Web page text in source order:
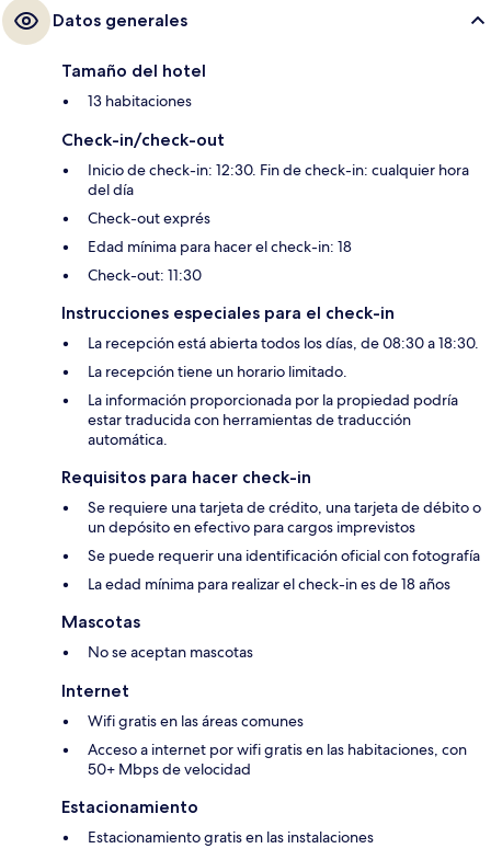
Datos generales
Tamaño del hotel
13 habitaciones
Check-in/check-out
Inicio de check-in: 12:30. Fin de check-in: cualquier hora
del día
Check-out exprés
Edad mínima para hacer el check-in: 18
Check-out: 11:30
Instrucciones especiales para el check-in
La recepción está abierta todos los días, de 08:30 a 18:30.
La recepción tiene un horario limitado.
La información proporcionada por la propiedad podría
estar traducida con herramientas de traducción
automática.
Requisitos para hacer check-in
Se requiere una tarjeta de crédito, una tarjeta de débito o
un depósito en efectivo para cargos imprevistos
Se puede requerir una identificación oficial con fotografía
La edad mínima para realizar el check-in es de 18 años
Mascotas
No se aceptan mascotas
Internet
Wifi gratis en las áreas comunes
Acceso a internet por wifi gratis en las habitaciones, con
50+ Mbps de velocidad
Estacionamiento
Estacionamiento gratis en las instalaciones